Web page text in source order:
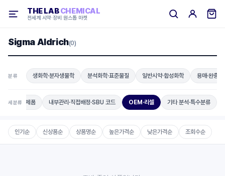
THE LABCHEMICAL
전세계 시약·장비 원스톱 마켓
Sigma Aldrich(0)
분류 생화학·분자생물학 분석화학·표준물질 일반시약·합성화학 용매·완충용
세분류
트너 전용 제품 내부관리·직접배정·SBU 코드 OEM·리셀 기타 분석·특수분류
인기순 신상품순 상품명순 높은가격순 낮은가격순 조회수순